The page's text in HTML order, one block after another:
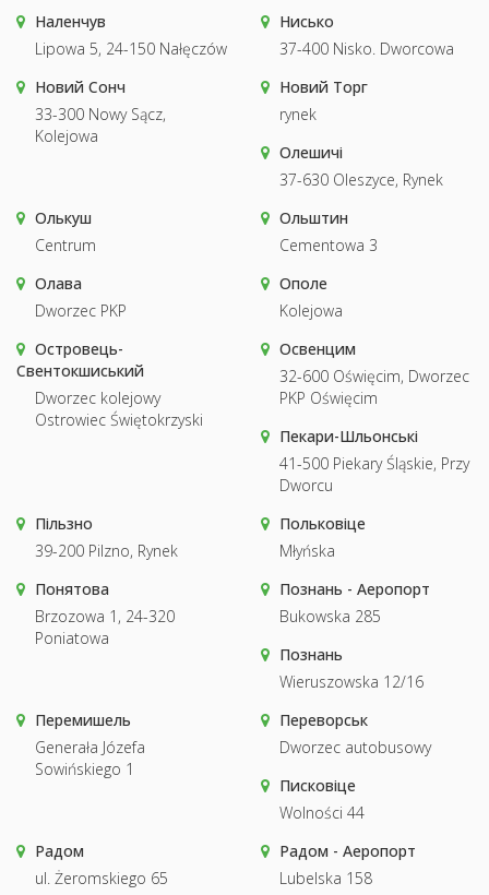
Наленчув
Lipowa 5, 24-150 Nałęczów
Нисько
37-400 Nisko. Dworcowa
Новий Сонч
33-300 Nowy Sącz,
Kolejowa
Новий Торг
rynek
Олешичі
37-630 Oleszyce, Rynek
Олькуш
Centrum
Ольштин
Cementowa 3
Олава
Dworzec PKP
Ополе
Kolejowa
Островець-
Свентокшиський
Dworzec kolejowy
Ostrowiec Świętokrzyski
Освенцим
32-600 Oświęcim, Dworzec
PKP Oświęcim
Пекари-Шльонські
41-500 Piekary Śląskie, Przy
Dworcu
Пільзно
39-200 Pilzno, Rynek
Польковіце
Młyńska
Понятова
Brzozowa 1, 24-320
Poniatowa
Познань - Аеропорт
Bukowska 285
Познань
Wieruszowska 12/16
Перемишель
Generała Józefa
Sowińskiego 1
Переворськ
Dworzec autobusowy
Писковіце
Wolności 44
Радом
ul. Żeromskiego 65
Радом - Аеропорт
Lubelska 158